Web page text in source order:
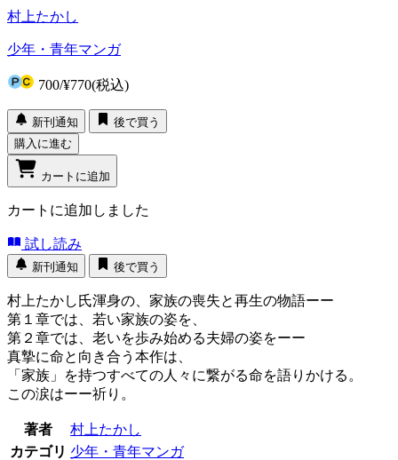
村上たかし
少年・青年マンガ
700/¥770(税込)
新刊通知
後で買う
購入に進む
カートに追加
カートに追加しました
試し読み
新刊通知 後で買う
村上たかし氏渾身の、家族の喪失と再生の物語ーー
第１章では、若い家族の姿を、
第２章では、老いを歩み始める夫婦の姿をーー
真摯に命と向き合う本作は、
「家族」を持つすべての人々に繋がる命を語りかける。
この涙はーー祈り。
著者
村上たかし
カテゴリ 少年・青年マンガ